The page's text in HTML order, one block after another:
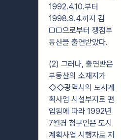
1992.4.10.부터
1998.9.4.까지 김
□□으로부터 쟁점부
동산을 출연받았다.
(2) 그러나, 출연받은
부동산의 소재지가
◇◇광역시의 도시계
획사업 시설부지로 편
입됨에 따라 1992년
7월경 청구인은 도시
계획사업 시행자로 지